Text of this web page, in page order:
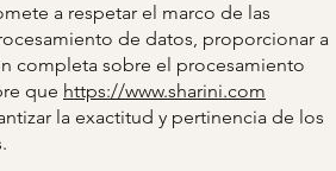
a respetar el marco de las
de datos, proporcionar a
completa sobre el procesamiento
que https://www.sharini.com
la exactitud y pertinencia de los